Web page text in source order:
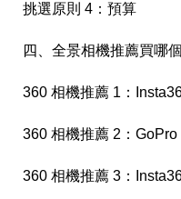
挑選原則 4：預算
四、全景相機推薦買哪
360 相機推薦 1：
360 相機推薦 2：GoPro
360 相機推薦 3：